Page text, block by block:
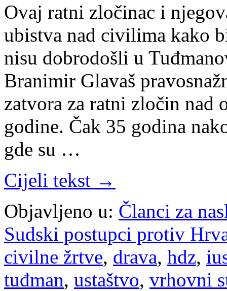
Ovaj ratni zločinac i
ubistva nad civilima kako
nisu dobrodošli u
Branimir Glavaš
zatvora za ratni zločin nad
godine. Čak 35 godina
gde su …
Cijeli tekst →
Objavljeno u: Članci za
Sudski postupci protiv
civilne žrtve, drava, hdz,
tuđman, ustaštvo, vrhovni